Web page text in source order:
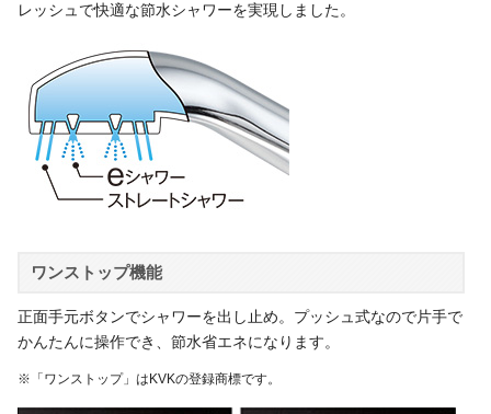
レッシュで快適な節水シャワーを実現しました。
ワンストップ機能
正面手元ボタンでシャワーを出し止め。プッシュ式なので片手で
かんたんに操作でき、節水省エネになります。
※「ワンストップ」はKVKの登録商標です。